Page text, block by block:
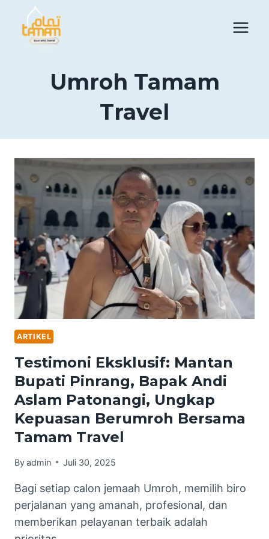
content
Umroh Tamam
Travel
ARTIKEL
Testimoni Eksklusif: Mantan
Bupati Pinrang, Bapak Andi
Aslam Patonangi, Ungkap
Kepuasan Berumroh Bersama
Tamam Travel
Byadmin Juli 30, 2025
Bagi setiap calon jemaah Umroh, memilih biro
perjalanan yang amanah, profesional, dan
memberikan pelayanan terbaik adalah